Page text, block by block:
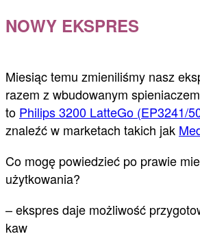
NOWY EKSPRES
Miesiąc temu zmieniliśmy nasz
razem z wbudowanym
to Philips 3200 LatteGo (EP3241/
znaleźć w marketach takich jak
Co mogę powiedzieć po prawie
użytkowania?
– ekspres daje możliwość
kaw